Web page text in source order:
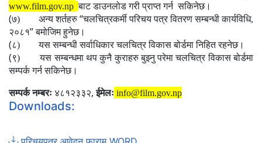
www.film.gov.np बाट डाउनलोड गरी प्राप्त गर्न सकिनेछ।
(७) अन्य शर्तहरु “चलचित्रकर्मी परिचय पत्र वितरण सम्बन्धी कार्यविधि,
२०८१”बमोजिम हुनेछ।
(८) यस सम्बन्धी सर्वाधिकार चलचित्र विकास बोर्डमा निहित रहनेछ।
(९)
यस सम्बन्धमा थप कुनै कुराहरु बुझ्नु परेमा चलचित्र विकास बोर्डमा
सम्पर्क गर्न सकिनेछ।
सम्पर्क नम्बरः ४८१२३३२, ईमेलः info@film.gov.np
Downloads: